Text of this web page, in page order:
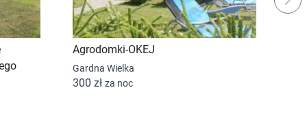
Agrodomki-OKEJ
Gardna Wielka
300 zł za noc